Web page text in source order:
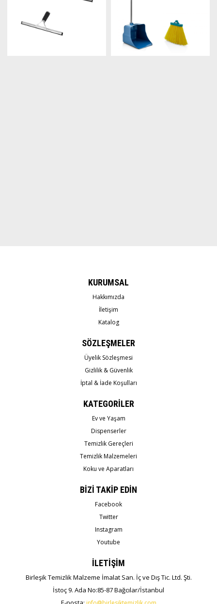
KURUMSAL
Hakkımızda
İletişim
Katalog
SÖZLEŞMELER
Üyelik Sözleşmesi
Gizlilik & Güvenlik
İptal & İade Koşulları
KATEGORİLER
Ev ve Yaşam
Dispenserler
Temizlik Gereçleri
Temizlik Malzemeleri
Koku ve Aparatları
BİZİ TAKİP EDİN
Facebook
Twitter
Instagram
Youtube
İLETİŞİM
Birleşik Temizlik Malzeme İmalat San. İç ve Dış Tic. Ltd. Şti.
İstoç 9. Ada No:85-87 Bağcılar/İstanbul